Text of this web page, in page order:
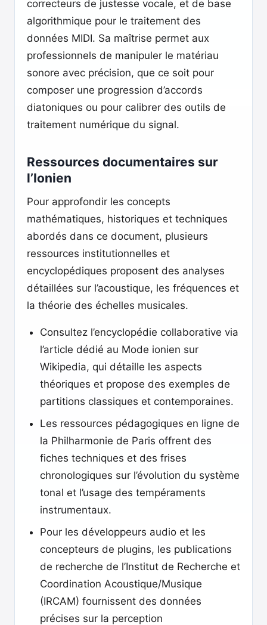
correcteurs de justesse vocale, et de base
algorithmique pour le traitement des
données MIDI. Sa maîtrise permet aux
professionnels de manipuler le matériau
sonore avec précision, que ce soit pour
composer une progression d’accords
diatoniques ou pour calibrer des outils de
traitement numérique du signal.
Ressources documentaires sur
l’Ionien
Pour approfondir les concepts
mathématiques, historiques et techniques
abordés dans ce document, plusieurs
ressources institutionnelles et
encyclopédiques proposent des analyses
détaillées sur l’acoustique, les fréquences et
la théorie des échelles musicales.
Consultez l’encyclopédie collaborative via
l’article dédié au Mode ionien sur
Wikipedia, qui détaille les aspects
théoriques et propose des exemples de
partitions classiques et contemporaines.
Les ressources pédagogiques en ligne de
la Philharmonie de Paris offrent des
fiches techniques et des frises
chronologiques sur l’évolution du système
tonal et l’usage des tempéraments
instrumentaux.
Pour les développeurs audio et les
concepteurs de plugins, les publications
de recherche de l’Institut de Recherche et
Coordination Acoustique/Musique
(IRCAM) fournissent des données
précises sur la perception